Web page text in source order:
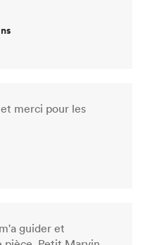
merci pour les
guider et